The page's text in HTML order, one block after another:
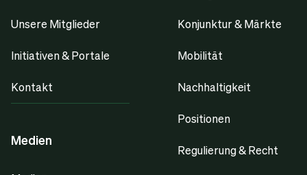
Unsere Mitglieder
Initiativen & Portale
Kontakt
Medien
Konjunktur & Märkte
Mobilität
Nachhaltigkeit
Positionen
Regulierung & Recht